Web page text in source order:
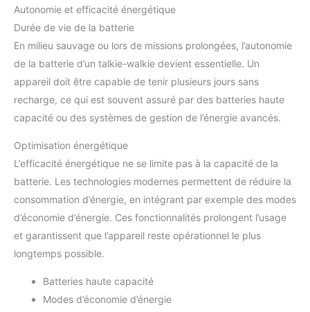
Autonomie et efficacité énergétique
Durée de vie de la batterie
En milieu sauvage ou lors de missions prolongées, l’autonomie
de la batterie d’un talkie-walkie devient essentielle. Un
appareil doit être capable de tenir plusieurs jours sans
recharge, ce qui est souvent assuré par des batteries haute
capacité ou des systèmes de gestion de l’énergie avancés.
Optimisation énergétique
L’efficacité énergétique ne se limite pas à la capacité de la
batterie. Les technologies modernes permettent de réduire la
consommation d’énergie, en intégrant par exemple des modes
d’économie d’énergie. Ces fonctionnalités prolongent l’usage
et garantissent que l’appareil reste opérationnel le plus
longtemps possible.
Batteries haute capacité
Modes d’économie d’énergie